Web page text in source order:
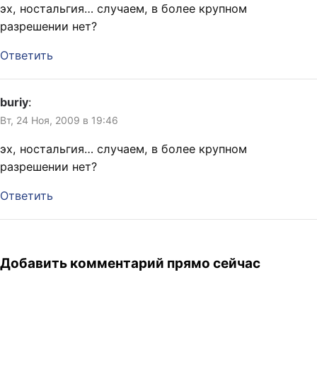
эх, ностальгия… случаем, в более крупном
разрешении нет?
Ответить
buriy:
Вт, 24 Ноя, 2009 в 19:46
эх, ностальгия… случаем, в более крупном
разрешении нет?
Ответить
Добавить комментарий прямо сейчас